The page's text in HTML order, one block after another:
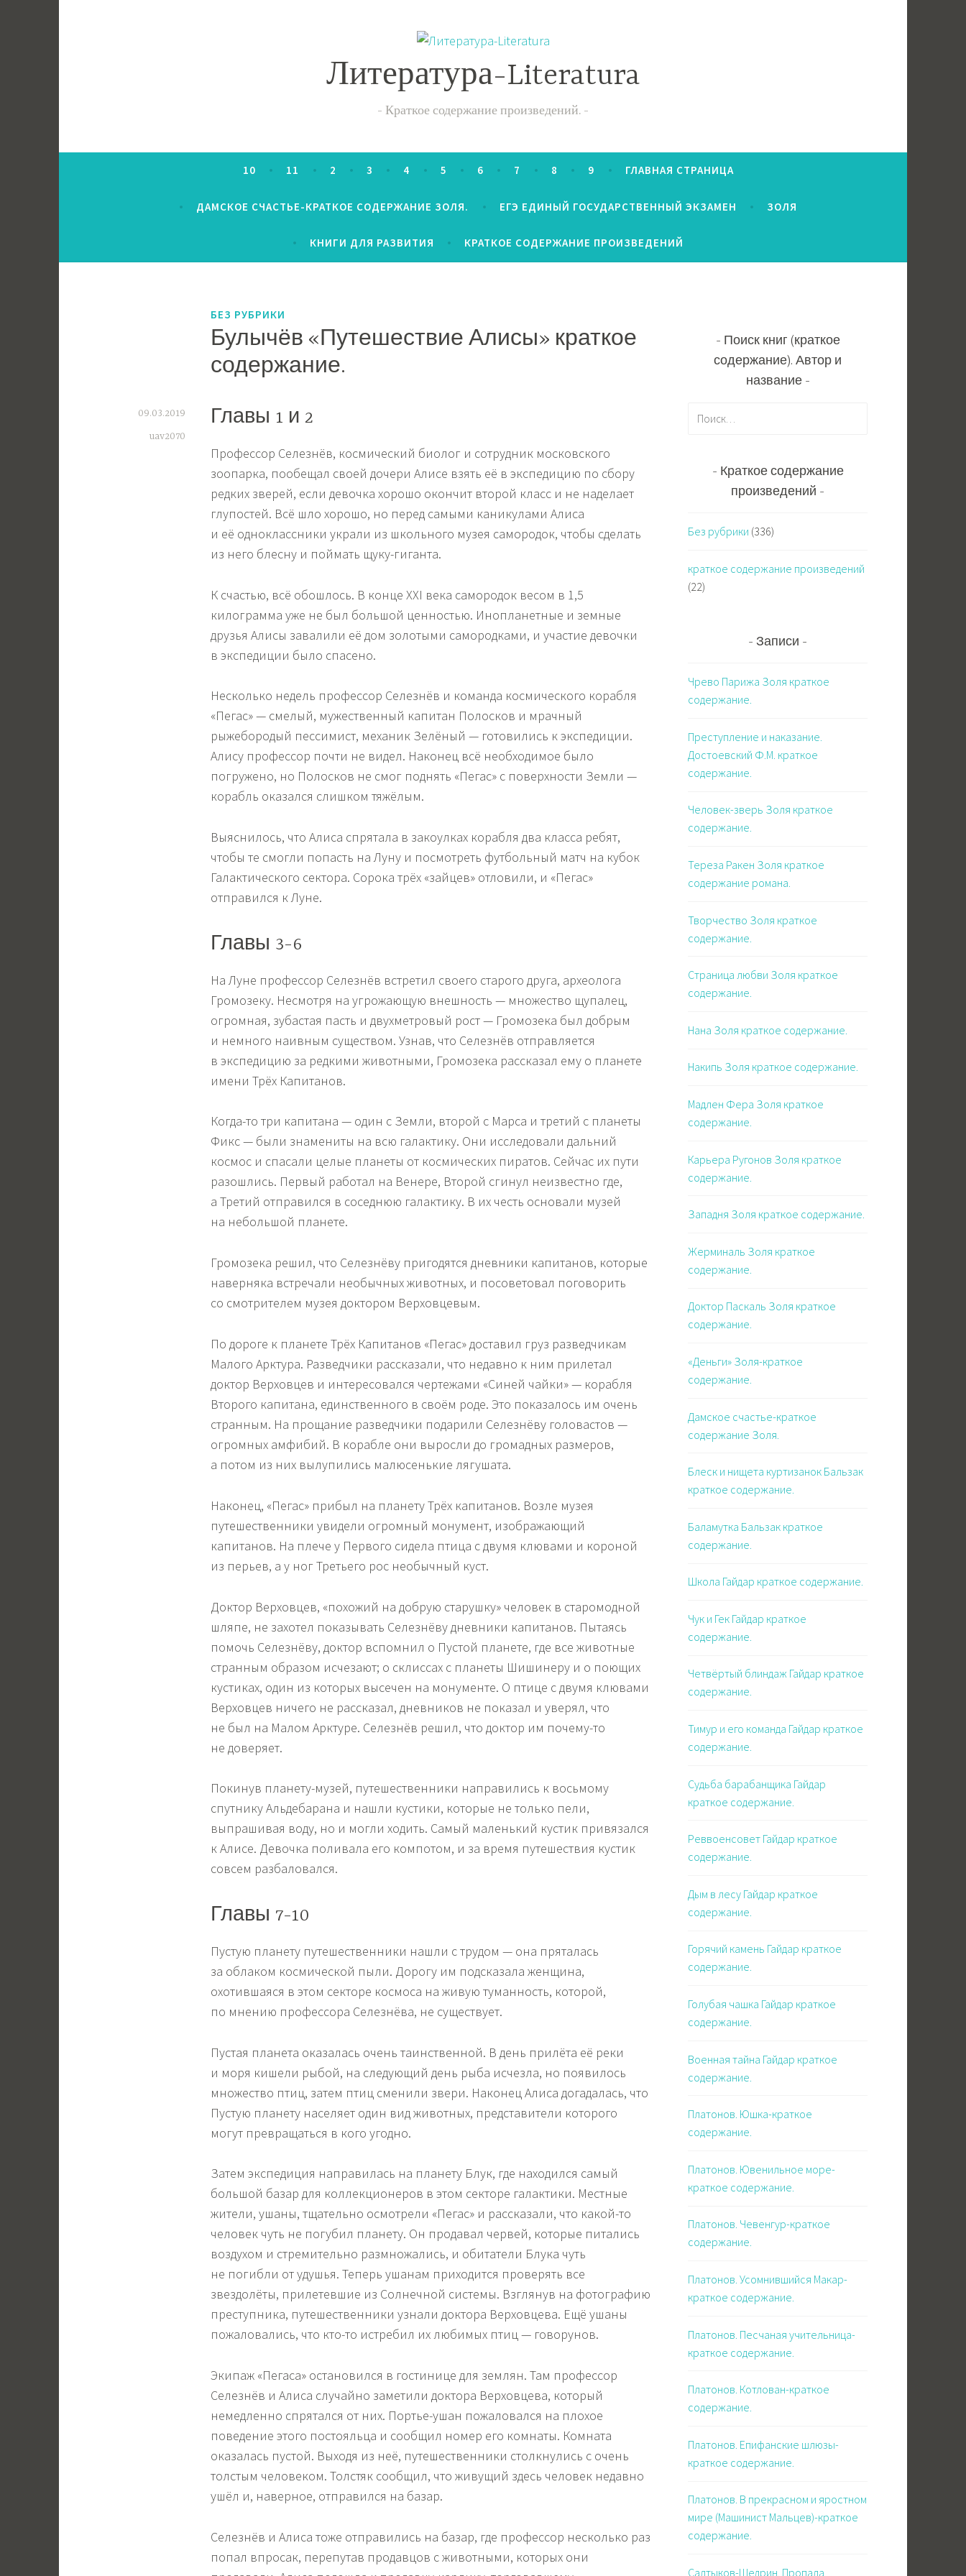
Литература-Literatura
Краткое содержание произведений.
10 11 2 3 4 5 6 7 8 9 ГЛАВНАЯ СТРАНИЦА
ДАМСКОЕ СЧАСТЬЕ-КРАТКОЕ СОДЕРЖАНИЕ ЗОЛЯ. ЕГЭ ЕДИНЫЙ ГОСУДАРСТВЕННЫЙ ЭКЗАМЕН ЗОЛЯ
КНИГИ ДЛЯ РАЗВИТИЯ КРАТКОЕ СОДЕРЖАНИЕ ПРОИЗВЕДЕНИЙ
БЕЗ РУБРИКИ
Булычёв «Путешествие Алисы» краткое
содержание.
09.03.2019
uav2070
Главы 1 и 2
Профессор Селезнёв, космический биолог и сотрудник московского
зоопарка, пообещал своей дочери Алисе взять её в экспедицию по сбору
редких зверей, если девочка хорошо окончит второй класс и не наделает
глупостей. Всё шло хорошо, но перед самыми каникулами Алиса
и её одноклассники украли из школьного музея самородок, чтобы сделать
из него блесну и поймать щуку-гиганта.
К счастью, всё обошлось. В конце XXI века самородок весом в 1,5
килограмма уже не был большой ценностью. Инопланетные и земные
друзья Алисы завалили её дом золотыми самородками, и участие девочки
в экспедиции было спасено.
Несколько недель профессор Селезнёв и команда космического корабля
«Пегас» — смелый, мужественный капитан Полосков и мрачный
рыжебородый пессимист, механик Зелёный — готовились к экспедиции.
Алису профессор почти не видел. Наконец всё необходимое было
погружено, но Полосков не смог поднять «Пегас» с поверхности Земли —
корабль оказался слишком тяжёлым.
Выяснилось, что Алиса спрятала в закоулках корабля два класса ребят,
чтобы те смогли попасть на Луну и посмотреть футбольный матч на кубок
Галактического сектора. Сорока трёх «зайцев» отловили, и «Пегас»
отправился к Луне.
Главы 3-6
На Луне профессор Селезнёв встретил своего старого друга, археолога
Громозеку. Несмотря на угрожающую внешность — множество щупалец,
огромная, зубастая пасть и двухметровый рост — Громозека был добрым
и немного наивным существом. Узнав, что Селезнёв отправляется
в экспедицию за редкими животными, Громозека рассказал ему о планете
имени Трёх Капитанов.
Когда-то три капитана — один с Земли, второй с Марса и третий с планеты
Фикс — были знамениты на всю галактику. Они исследовали дальний
космос и спасали целые планеты от космических пиратов. Сейчас их пути
разошлись. Первый работал на Венере, Второй сгинул неизвестно где,
а Третий отправился в соседнюю галактику. В их честь основали музей
на небольшой планете.
Громозека решил, что Селезнёву пригодятся дневники капитанов, которые
наверняка встречали необычных животных, и посоветовал поговорить
со смотрителем музея доктором Верховцевым.
По дороге к планете Трёх Капитанов «Пегас» доставил груз разведчикам
Малого Арктура. Разведчики рассказали, что недавно к ним прилетал
доктор Верховцев и интересовался чертежами «Синей чайки» — корабля
Второго капитана, единственного в своём роде. Это показалось им очень
странным. На прощание разведчики подарили Селезнёву головастов —
огромных амфибий. В корабле они выросли до громадных размеров,
а потом из них вылупились малюсенькие лягушата.
Наконец, «Пегас» прибыл на планету Трёх капитанов. Возле музея
путешественники увидели огромный монумент, изображающий
капитанов. На плече у Первого сидела птица с двумя клювами и короной
из перьев, а у ног Третьего рос необычный куст.
Доктор Верховцев, «похожий на добрую старушку» человек в старомодной
шляпе, не захотел показывать Селезнёву дневники капитанов. Пытаясь
помочь Селезнёву, доктор вспомнил о Пустой планете, где все животные
странным образом исчезают; о склиссах с планеты Шишинеру и о поющих
кустиках, один из которых высечен на монументе. О птице с двумя клювами
Верховцев ничего не рассказал, дневников не показал и уверял, что
не был на Малом Арктуре. Селезнёв решил, что доктор им почему-то
не доверяет.
Покинув планету-музей, путешественники направились к восьмому
спутнику Альдебарана и нашли кустики, которые не только пели,
выпрашивая воду, но и могли ходить. Самый маленький кустик привязался
к Алисе. Девочка поливала его компотом, и за время путешествия кустик
совсем разбаловался.
Главы 7-10
Пустую планету путешественники нашли с трудом — она пряталась
за облаком космической пыли. Дорогу им подсказала женщина,
охотившаяся в этом секторе космоса на живую туманность, которой,
по мнению профессора Селезнёва, не существует.
Пустая планета оказалась очень таинственной. В день прилёта её реки
и моря кишели рыбой, на следующий день рыба исчезла, но появилось
множество птиц, затем птиц сменили звери. Наконец Алиса догадалась, что
Пустую планету населяет один вид животных, представители которого
могут превращаться в кого угодно.
Затем экспедиция направилась на планету Блук, где находился самый
большой базар для коллекционеров в этом секторе галактики. Местные
жители, ушаны, тщательно осмотрели «Пегас» и рассказали, что какой-то
человек чуть не погубил планету. Он продавал червей, которые питались
воздухом и стремительно размножались, и обитатели Блука чуть
не погибли от удушья. Теперь ушанам приходится проверять все
звездолёты, прилетевшие из Солнечной системы. Взглянув на фотографию
преступника, путешественники узнали доктора Верховцева. Ещё ушаны
пожаловались, что кто-то истребил их любимых птиц — говорунов.
Экипаж «Пегаса» остановился в гостинице для землян. Там профессор
Селезнёв и Алиса случайно заметили доктора Верховцева, который
немедленно спрятался от них. Портье-ушан пожаловался на плохое
поведение этого постояльца и сообщил номер его комнаты. Комната
оказалась пустой. Выходя из неё, путешественники столкнулись с очень
толстым человеком. Толстяк сообщил, что живущий здесь человек недавно
ушёл и, наверное, отправился на базар.
Селезнёв и Алиса тоже отправились на базар, где профессор несколько раз
попал впросак, перепутав продавцов с животными, которых они
Поиск книг (краткое
содержание). Автор и
название
Краткое содержание
произведений
Без рубрики (336)
краткое содержание произведений
(22)
Записи
Чрево Парижа Золя краткое
содержание.
Преступление и наказание.
Достоевский Ф.М. краткое
содержание.
Человек-зверь Золя краткое
содержание.
Тереза Ракен Золя краткое
содержание романа.
Творчество Золя краткое
содержание.
Страница любви Золя краткое
содержание.
Нана Золя краткое содержание.
Накипь Золя краткое содержание.
Мадлен Фера Золя краткое
содержание.
Карьера Ругонов Золя краткое
содержание.
Западня Золя краткое содержание.
Жерминаль Золя краткое
содержание.
Доктор Паскаль Золя краткое
содержание.
«Деньги» Золя-краткое
содержание.
Дамское счастье-краткое
содержание Золя.
Блеск и нищета куртизанок Бальзак
краткое содержание.
Баламутка Бальзак краткое
содержание.
Школа Гайдар краткое содержание.
Чук и Гек Гайдар краткое
содержание.
Четвёртый блиндаж Гайдар краткое
содержание.
Тимур и его команда Гайдар краткое
содержание.
Судьба барабанщика Гайдар
краткое содержание.
Реввоенсовет Гайдар краткое
содержание.
Дым в лесу Гайдар краткое
содержание.
Горячий камень Гайдар краткое
содержание.
Голубая чашка Гайдар краткое
содержание.
Военная тайна Гайдар краткое
содержание.
Платонов. Юшка-краткое
содержание.
Платонов. Ювенильное море-
краткое содержание.
Платонов. Чевенгур-краткое
содержание.
Платонов. Усомнившийся Макар-
краткое содержание.
Платонов. Песчаная учительница-
краткое содержание.
Платонов. Котлован-краткое
содержание.
Платонов. Епифанские шлюзы-
краткое содержание.
Платонов. В прекрасном и яростном
мире (Машинист Мальцев)-краткое
содержание.
Салтыков-Щедрин. Пропала